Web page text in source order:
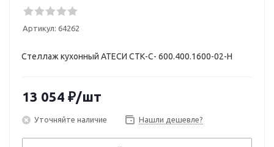
Артикул: 64262
Стеллаж кухонный АТЕСИ СТК-С- 600.400.1600-02-Н
13 054 ₽/шт
Уточняйте наличие Нашли дешевле?